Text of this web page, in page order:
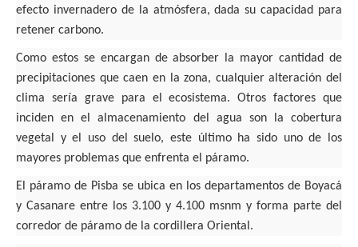
efecto invernadero de la atmósfera, dada su capacidad para
retener carbono.
Como estos se encargan de absorber la mayor cantidad de
precipitaciones que caen en la zona, cualquier alteración del
clima sería grave para el ecosistema.Otros factores que
inciden en el almacenamiento del agua son la cobertura
vegetal y el uso del suelo, este último ha sido uno de los
mayores problemas que enfrenta el páramo.
El páramo de Pisba se ubica en los departamentos de Boyacá
y Casanare entre los 3.100 y 4.100 msnm y forma parte del
corredor de páramo de la cordillera Oriental.